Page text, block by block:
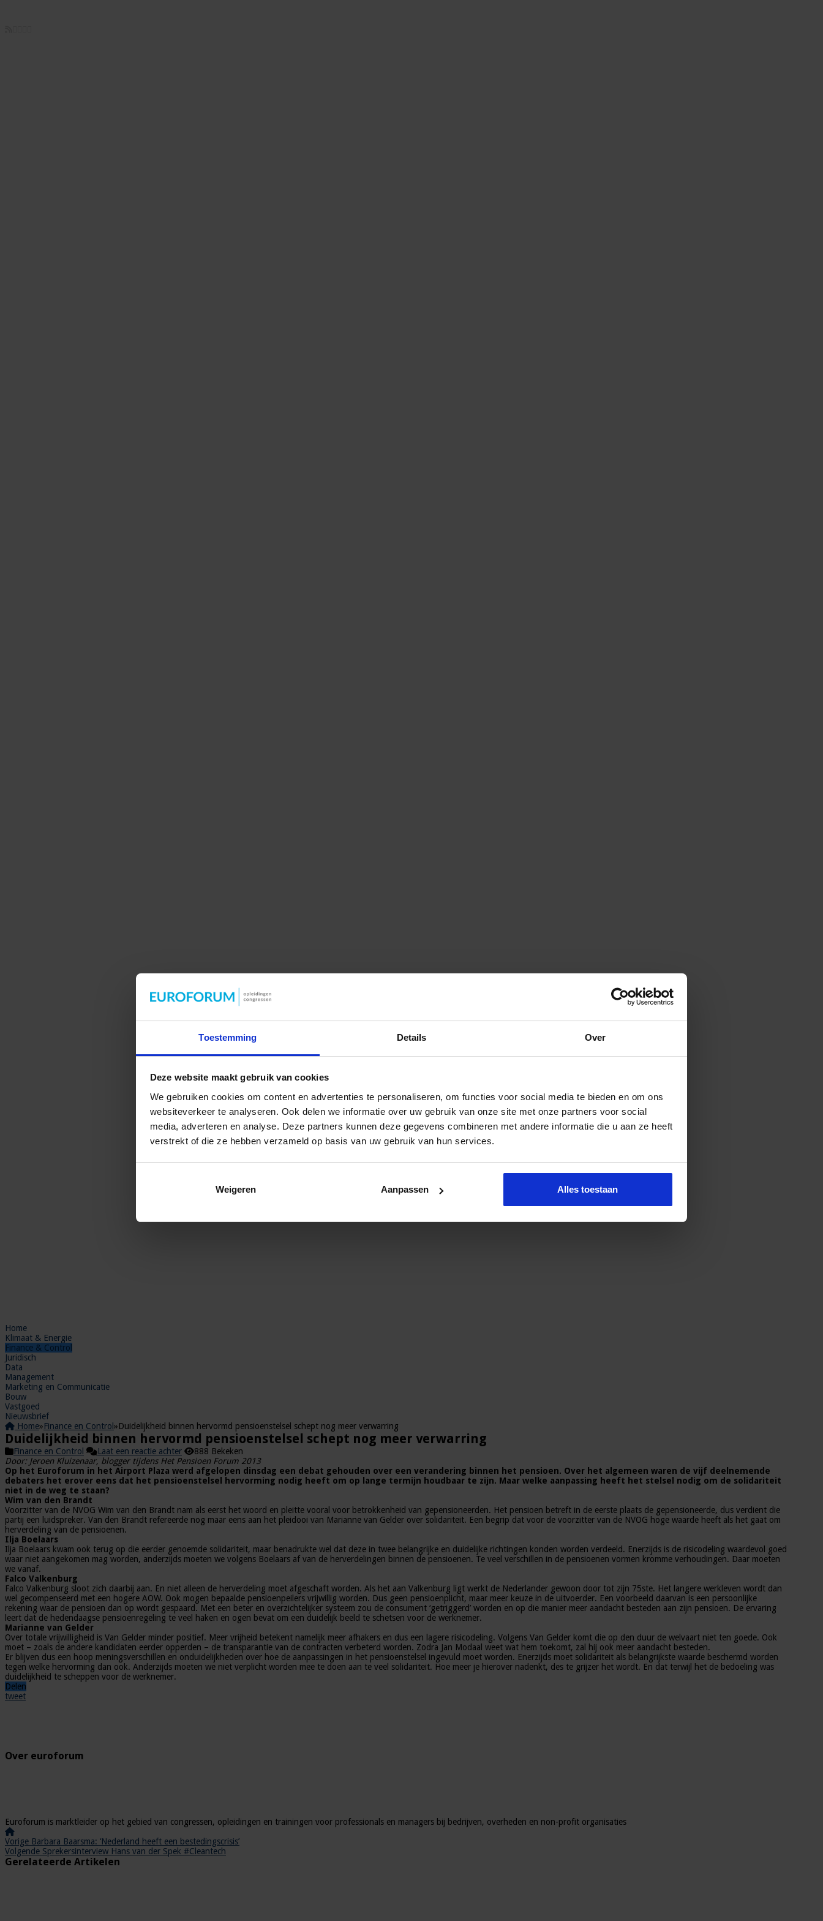
Toestemming Details Over
Deze website maakt gebruik van cookies
We gebruiken cookies om content en advertenties te personaliseren, om functies voor social media te bieden en om ons
websiteverkeer te analyseren. Ook delen we informatie over uw gebruik van onze site met onze partners voor social
media, adverteren en analyse. Deze partners kunnen deze gegevens combineren met andere informatie die u aan ze heeft
verstrekt of die ze hebben verzameld op basis van uw gebruik van hun services.
Weigeren Aanpassen Alles toestaan
Home
Klimaat & Energie
Finance & Control
Juridisch
Data
Management
Marketing en Communicatie
Bouw
Vastgoed
Nieuwsbrief
Home»Finance en Control »Duidelijkheid binnen hervormd pensioenstelsel schept nog meer verwarring
Duidelijkheid binnen hervormd pensioenstelsel schept nog meer verwarring
Finance en Control Laat een reactie achter
888 Bekeken
Door: Jeroen Kluizenaar, blogger tijdens Het Pensioen Forum 2013
Op het Euroforum in het Airport Plaza werd afgelopen dinsdag een debat gehouden over een verandering binnen het pensioen. Over het algemeen waren de vijf deelnemende
debaters het erover eens dat het pensioenstelsel hervorming nodig heeft om op lange termijn houdbaar te zijn. Maar welke aanpassing heeft het stelsel nodig om de solidariteit
niet in de weg te staan?
Wim van den Brandt
Voorzitter van de NVOG Wim van den Brandt nam als eerst het woord en pleitte vooral voor betrokkenheid van gepensioneerden. Het pensioen betreft in de eerste plaats de gepensioneerde, dus verdient die
partij een luidspreker. Van den Brandt refereerde nog maar eens aan het pleidooi van Marianne van Gelder over solidariteit. Een begrip dat voor de voorzitter van de NVOG hoge waarde heeft als het gaat om
herverdeling van de pensioenen.
Ilja Boelaars
Ilja Boelaars kwam ook terug op die eerder genoemde solidariteit, maar benadrukte wel dat deze in twee belangrijke en duidelijke richtingen konden worden verdeeld. Enerzijds is de risicodeling waardevol goed
waar niet aangekomen mag worden, anderzijds moeten we volgens Boelaars af van de herverdelingen binnen de pensioenen. Te veel verschillen in de pensioenen vormen kromme verhoudingen. Daar moeten
we vanaf.
Falco Valkenburg
Falco Valkenburg sloot zich daarbij aan. En niet alleen de herverdeling moet afgeschaft worden. Als het aan Valkenburg ligt werkt de Nederlander gewoon door tot zijn 75ste. Het langere werkleven wordt dan
wel gecompenseerd met een hogere AOW. Ook mogen bepaalde pensioenpeilers vrijwillig worden. Dus geen pensioenplicht, maar meer keuze in de uitvoerder. Een voorbeeld daarvan is een persoonlijke
rekening waar de pensioen dan op wordt gespaard. Met een beter en overzichtelijker systeem zou de consument ‘getriggerd’ worden en op die manier meer aandacht besteden aan zijn pensioen. De ervaring
leert dat de hedendaagse pensioenregeling te veel haken en ogen bevat om een duidelijk beeld te schetsen voor de werknemer.
Marianne van Gelder
Over totale vrijwilligheid is Van Gelder minder positief. Meer vrijheid betekent namelijk meer afhakers en dus een lagere risicodeling. Volgens Van Gelder komt die op den duur de welvaart niet ten goede. Ook
moet – zoals de andere kandidaten eerder opperden – de transparantie van de contracten verbeterd worden. Zodra Jan Modaal weet wat hem toekomt, zal hij ook meer aandacht besteden.
Er blijven dus een hoop meningsverschillen en onduidelijkheden over hoe de aanpassingen in het pensioenstelsel ingevuld moet worden. Enerzijds moet solidariteit als belangrijkste waarde beschermd worden
tegen welke hervorming dan ook. Anderzijds moeten we niet verplicht worden mee te doen aan te veel solidariteit. Hoe meer je hierover nadenkt, des te grijzer het wordt. En dat terwijl het de bedoeling was
duidelijkheid te scheppen voor de werknemer.
Delen
tweet
Over euroforum
Euroforum is marktleider op het gebied van congressen, opleidingen en trainingen voor professionals en managers bij bedrijven, overheden en non-profit organisaties
Vorige Barbara Baarsma: ‘Nederland heeft een bestedingscrisis’
Volgende Sprekersinterview Hans van der Spek #Cleantech
Gerelateerde Artikelen